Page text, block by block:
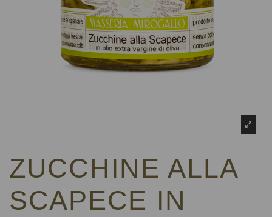
ZUCCHINE ALLA
SCAPECE IN